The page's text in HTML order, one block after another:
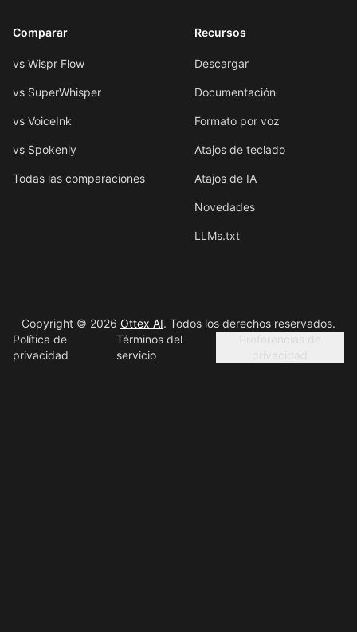
Comparar
vs Wispr Flow
vs SuperWhisper
vs VoiceInk
vs Spokenly
Todas las comparaciones
Recursos
Descargar
Documentación
Formato por voz
Atajos de teclado
Atajos de IA
Novedades
LLMs.txt
Copyright © 2026 Ottex AI. Todos los derechos reservados.
Política de
privacidad
Términos del
servicio